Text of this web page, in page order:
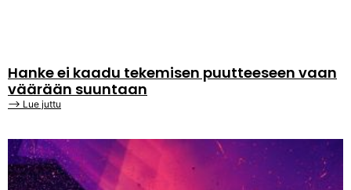
Hanke ei kaadu tekemisen puutteeseen vaan
väärään suuntaan
⟶ Lue juttu